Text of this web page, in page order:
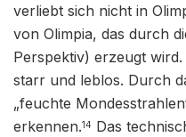
verliebt sich nicht in
von Olimpia, das durch
Perspektiv) erzeugt
starr und leblos. Durch
„feuchte
erkennen.14 Das